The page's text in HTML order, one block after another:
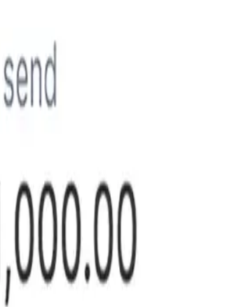
?
de carte ou les informations de
ID et la technologie avancée de
minutes, ce qui rend le transfert de